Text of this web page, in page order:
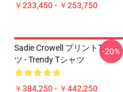
￥233,450 - ￥253,750
Sadie Crowell プリントTシャ
ツ - Trendy Tシャツ
￥384,250 - ￥442,250
-20%